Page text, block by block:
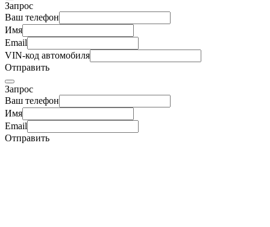
Запрос
Ваш телефон
Имя
Email
VIN-код автомобиля
Отправить
Запрос
Ваш телефон
Имя
Email
Отправить